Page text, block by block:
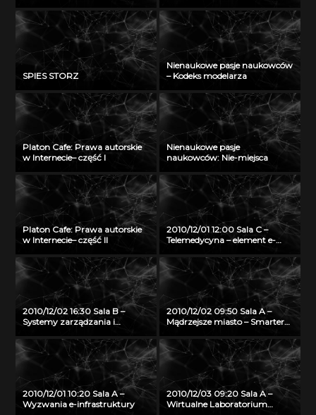
SPIES STORZ
Nienaukowe pasje naukowców
– Kodeks modelarza
Platon Cafe: Prawa autorskie
w Internecie– część I
Nienaukowe pasje
naukowców: Nie-miejsca
Platon Cafe: Prawa autorskie
w Internecie– część II
2010/12/01 12:00 Sala C –
Telemedycyna – element e-
2010/12/02 16:30 Sala B –
Systemy zarządzania i
kampusowej projektu Platon
2010/12/02 09:50 Sala A –
Mądrzejsze miasto – Smarter
pobierania opłat za wjazd do
centrum w Sztokholmie
2010/12/01 10:20 Sala A –
Wyzwania e-infrastruktury
2010/12/03 09:20 Sala A –
Wirtualne Laboratorium